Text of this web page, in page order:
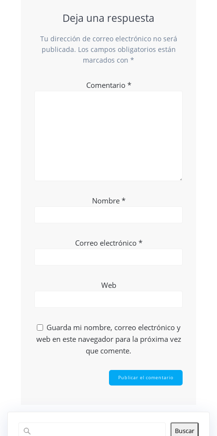
Deja una respuesta
Tu dirección de correo electrónico no será
publicada. Los campos obligatorios están
marcados con *
Comentario *
Nombre *
Correo electrónico *
Web
Guarda mi nombre, correo electrónico y
web en este navegador para la próxima vez
que comente.
Buscar